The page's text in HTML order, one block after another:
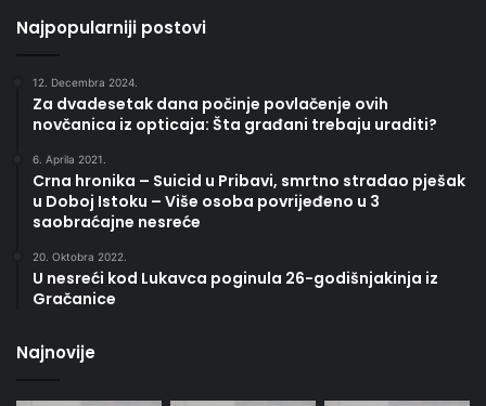
Najpopularniji postovi
12. Decembra 2024.
Za dvadesetak dana počinje povlačenje ovih
novčanica iz opticaja: Šta građani trebaju uraditi?
6. Aprila 2021.
Crna hronika – Suicid u Pribavi, smrtno stradao pješak
u Doboj Istoku – Više osoba povrijeđeno u 3
saobraćajne nesreće
20. Oktobra 2022.
U nesreći kod Lukavca poginula 26-godišnjakinja iz
Gračanice
Najnovije